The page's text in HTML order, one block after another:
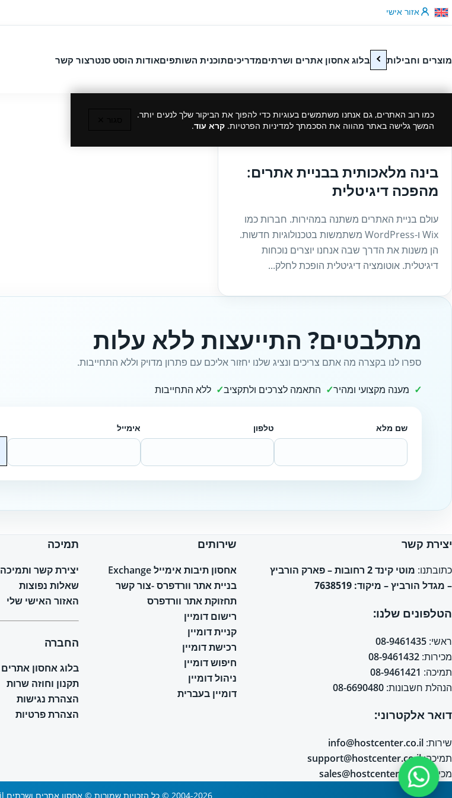
דלג לתוכןאזור אישי
מוצרים וחבילות בלוג אחסון אתרים ושרתיםמדריכיםתוכנית השותפיםאודות הוסט סנטרצור קשר
כמו רוב האתרים, גם אנחנו משתמשים בעוגיות כדי להפוך את הביקור שלך לנעים יותר.
המשך גלישה באתר מהווה את הסכמתך למדיניות הפרטיות. קרא עוד.
בינה מלאכותית בבניית אתרים:
מהפכה דיגיטלית
עולם בניית האתרים משתנה במהירות. חברות כמו
Wix ו-WordPress משתמשות בטכנולוגיות חדשות.
הן משנות את הדרך שבה אנחנו יוצרים נוכחות
דיגיטלית. אוטומציה דיגיטלית הופכת לחלק...
מתלבטים? התייעצות ללא עלות
ספרו לנו בקצרה מה אתם צריכים ונציג שלנו יחזור אליכם עם פתרון מדויק וללא התחייבות.
מענה מקצועי ומהיר התאמה לצרכים ולתקציב ללא התחייבות
שם מלא טלפון אימייל
יצירת קשר
כתובתנו:
מוטי קינד 2 רחובות – פארק הורביץ
– מגדל הורביץ – מיקוד: 7638519
הטלפונים שלנו:
ראשי: 08-9461435
מכירות: 08-9461432
תמיכה: 08-9461421
הנהלת חשבונות: 08-6690480
דואר אלקטרוני:
שירות: info@hostcenter.co.il
תמיכה:support@hostcenter.co.il
מכירות: sales@hostcenter.co.il
שירותים
אחסון תיבות אימייל Exchange
בניית אתר וורדפרס -צור קשר
תחזוקת אתר וורדפרס
רישום דומיין
קניית דומיין
רכישת דומיין
חיפוש דומיין
ניהול דומיין
דומיין בעברית
תמיכה
יצירת קשר ותמיכה
שאלות נפוצות
האזור האישי שלי
החברה
בלוג אחסון אתרים
תקנון וחוזה שרות
הצהרת נגישות
הצהרת פרטיות
2004-2026 © כל הזכויות שמורות © אחסון אתרים ושרתים HostCenter.co.il